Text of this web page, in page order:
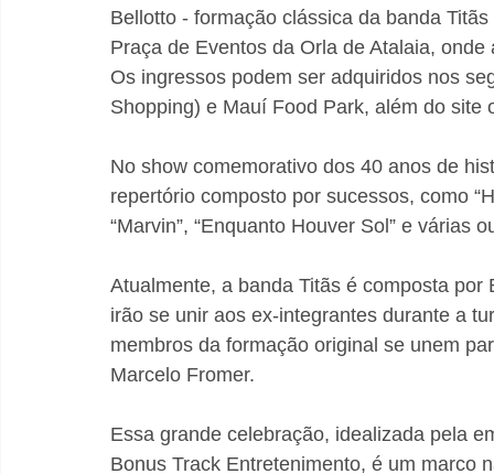
Bellotto - formação clássica da banda
Praça de Eventos da Orla de Atalaia,
Os ingressos podem ser adquiridos nos
Shopping) e Mauí Food Park, além do
No show comemorativo dos 40 anos de
repertório composto por sucessos, como
“Marvin”, “Enquanto Houver Sol” e várias
Atualmente, a banda Titãs é composta
irão se unir aos ex-integrantes durante a
membros da formação original se unem
Marcelo Fromer.
Essa grande celebração, idealizada pela
Bonus Track Entretenimento, é um marco